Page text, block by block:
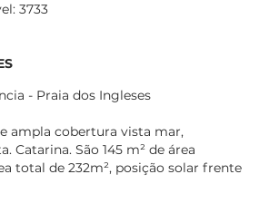
3733
- Praia dos Ingleses
ampla cobertura vista mar,
Catarina. São 145 m² de área
total de 232m², posição solar frente